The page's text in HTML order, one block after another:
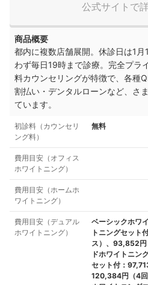
公式サイトで
商品概要
都内に複数店舗展開。休診日は1
わず毎日19時まで診療。完全プラ
料カウンセリングが特徴で、各種
割払い・デンタルローンなど、さ
ています。
初診料（カウンセリ
ング料）
無料
費用目安（オフィス
ホワイトニング）
費用目安（ホームホ
ワイトニング）
費用目安（デュアル
ホワイトニング）
ベーシックホワ
トニングセット
ス）、93,852円
ドホワイトニン
セット付：
120,384円（4回